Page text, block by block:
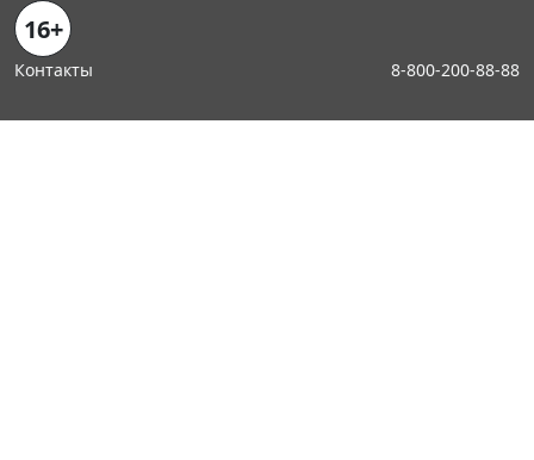
16+
Контакты 8-800-200-88-88